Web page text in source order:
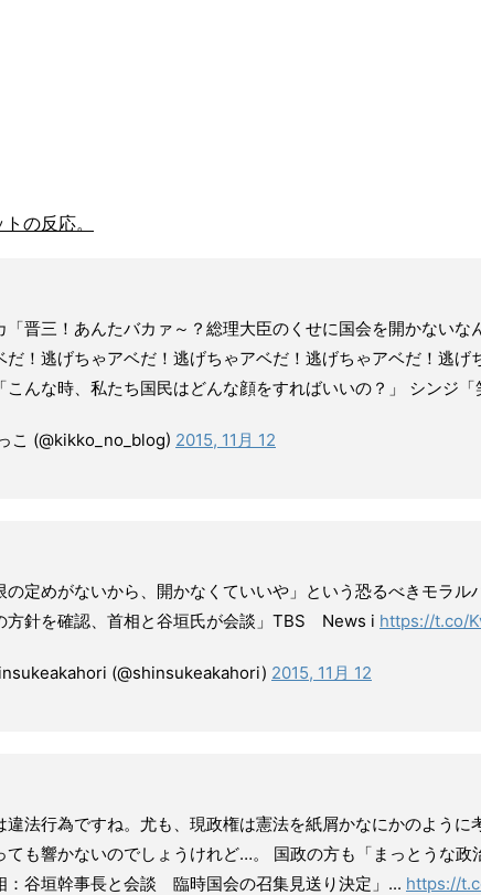
の反応。
「晋三！あんたバカァ～？総理大臣のくせに国会を開かないな
だ！逃げちゃアベだ！逃げちゃアベだ！逃げちゃアベだ！逃げ
こんな時、私たち国民はどんな顔をすればいいの？」 シンジ「
こ (@kikko_no_blog) 2015, 11月 12
の定めがないから、開かなくていいや」という恐るべきモラル
方針を確認、首相と谷垣氏が会談」TBS News i https://t.co/
(@shinsukeakahori) 2015, 11月 12
違法行為ですね。尤も、現政権は憲法を紙屑かなにかのように
ても響かないのでしょうけれど…。 国政の方も「まっとうな政
：谷垣幹事長と会談 臨時国会の召集見送り決定」... https://